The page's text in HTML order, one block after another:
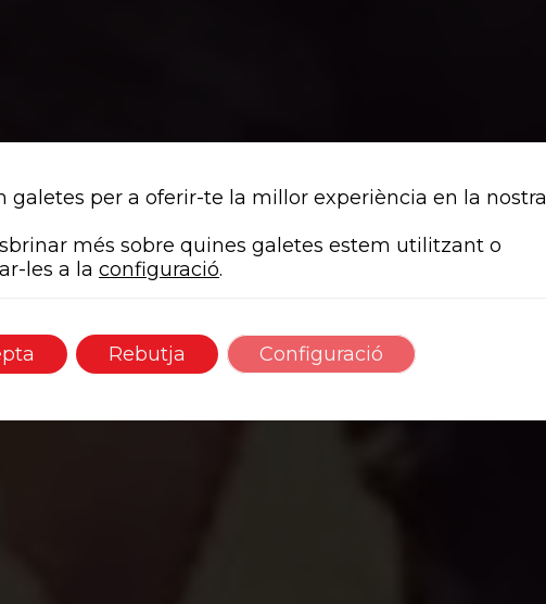
galetes per a oferir-te la millor experiència en la nostra
més sobre quines galetes estem utilitzant o
les a la configuració.
Rebutja Configuració